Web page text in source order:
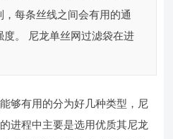
每条丝线之间会有用的通
。 尼龙单丝网过滤袋在进
够有用的分为好几种类型，尼
进程中主要是选用优质其尼龙